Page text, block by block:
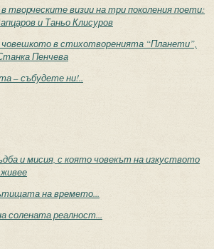
визии на три поколения поети:
и Таньо Клисуров
в стихотворенията “Планети”,
Пенчева
– събудете ни!..
и мисия, с която човекът на изкуството
на времето...
солената реалност...